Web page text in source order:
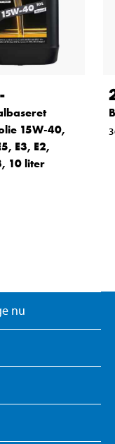
15W-40,
E3, E2,
10 liter
nu